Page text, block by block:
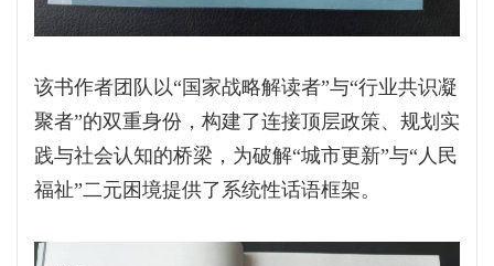
该书作者团队以“国家战略解读者”与“行业共识凝
聚者”的双重身份，构建了连接顶层政策、规划实
践与社会认知的桥梁，为破解“城市更新”与“人民
福祉”二元困境提供了系统性话语框架。